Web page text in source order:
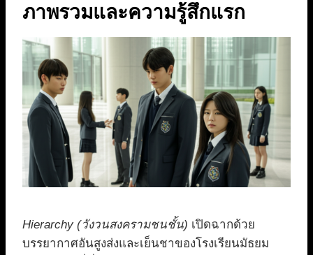
ภาพรวมและความรู้สึกแรก
Hierarchy (วังวนสงครามชนชั้น) เปิดฉากด้วย
บรรยากาศอันสูงส่งและเย็นชาของโรงเรียนมัธยม